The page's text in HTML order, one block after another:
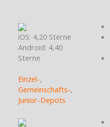
iOS: 4,20 Sterne
Android: 4,40
Sterne
Einzel-,
Gemeinschafts-,
Junior-Depots